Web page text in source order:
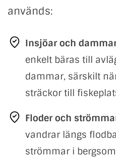
används:
Insjöar och
enkelt bäras till
dammar, särskilt
sträckor till
Floder och
vandrar längs
strömmar i